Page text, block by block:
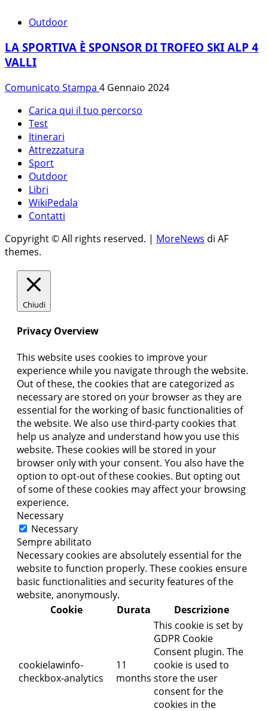
Outdoor
LA SPORTIVA È SPONSOR DI TROFEO SKI ALP 4
VALLI
Comunicato Stampa 4 Gennaio 2024
Carica qui il tuo percorso
Test
Itinerari
Attrezzatura
Sport
Outdoor
Libri
WikiPedala
Contatti
Copyright © All rights reserved. | MoreNews di AF
themes.
Chiudi
Privacy Overview
This website uses cookies to improve your
experience while you navigate through the website.
Out of these, the cookies that are categorized as
necessary are stored on your browser as they are
essential for the working of basic functionalities of
the website. We also use third-party cookies that
help us analyze and understand how you use this
website. These cookies will be stored in your
browser only with your consent. You also have the
option to opt-out of these cookies. But opting out
of some of these cookies may affect your browsing
experience.
Necessary
Necessary
Sempre abilitato
Necessary cookies are absolutely essential for the
website to function properly. These cookies ensure
basic functionalities and security features of the
website, anonymously.
Cookie
Durata Descrizione
cookielawinfo-
checkbox-analytics
11
months
This cookie is set by
GDPR Cookie
Consent plugin. The
cookie is used to
store the user
consent for the
cookies in the